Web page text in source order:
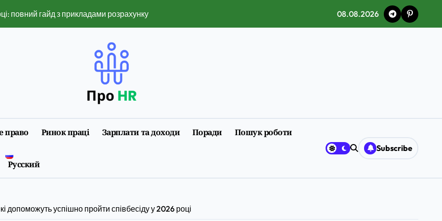
повний гайд з прикладами розрахунку
малому бізнесу контролювати продажі
плати: повний гайд з оформленням і нюансами 2026
індивідуального формату роботи
році: повний розбір обмежень і ризиків
що впливає та як змінюється
08.08.2026
право Ринок праці Зарплати та доходи Поради Пошук роботи
Русский
Subscribe
допоможуть успішно пройти співбесіду у 2026 році